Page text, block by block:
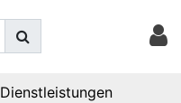
Dienstleistungen